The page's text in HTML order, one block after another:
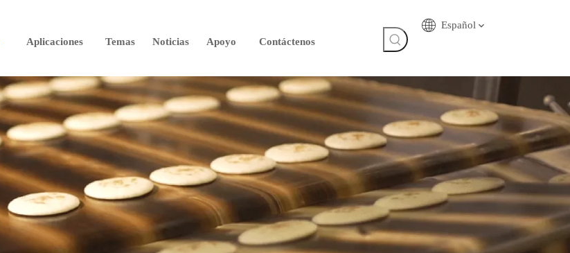
Aplicaciones Temas Noticias Apoyo Contáctenos
Español